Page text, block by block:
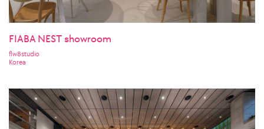
FIABA NEST showroom
flw8studio
Korea